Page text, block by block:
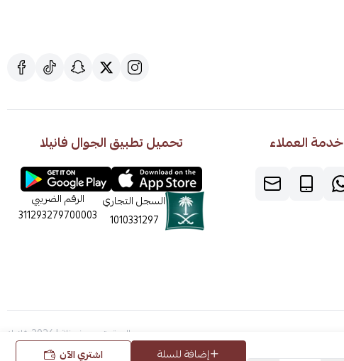
إضافة للسلة اشتري الآن
خدمة العملاء تحميل تطبيق الجوال فانيلا
السجل التجاري
1010331297
الرقم الضريبي
311293279700003
الحقوق محفوظة | 2026 فانيلا